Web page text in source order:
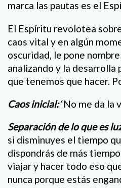
marca las pautas es el
El Espíritu revolotea
caos vital y en algún
oscuridad, le pone
analizando y la desarrolla
que tenemos que hacer.
Caos inicial:‘No me da la
Separación de lo que es
si disminuyes el tiempo
dispondrás de más
viajar y hacer todo eso
nunca porque estás